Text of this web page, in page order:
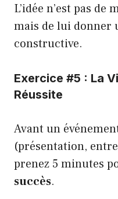
L’idée n’est pas
mais de lui donner
constructive.
Exercice #5 : La
Réussite
Avant un
(présentation,
prenez 5 minutes
succès.